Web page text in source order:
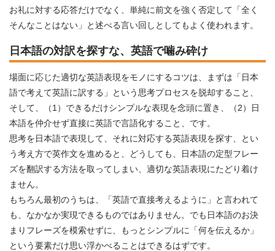
お礼に対する応答だけでなく、単純に前文を強く否定して「全く
そんなことはない」と述べる言い回しとしてもよく使われます。
日本語の対訳を探すな、英語で噛み砕け
場面に応じた適切な英語表現をモノにするコツは、まずは「日本
語で考えて英語に訳する」という思考プロセスを脱却すること、
そして、（1）できるだけシンプルな表現を念頭に置き、（2）日
本語を仲介せず直接に英語で言語化すること、です。
思考を日本語で表現して、それに対応する英語表現を探す、とい
う考え方で英作文を進めると、どうしても、日本語の定型フレー
ズを翻訳する方法を取ってしまい、適切な英語表現にたどり着け
ません。
もちろん最初のうちは、「英語で直接考えるように」と言われて
も、なかなか実現できるものではありません。でも日本語のお決
まりフレーズを模索せずに、もっとシンプルに「何を伝えるか」
という要素だけ思い浮かべることはできるはずです。